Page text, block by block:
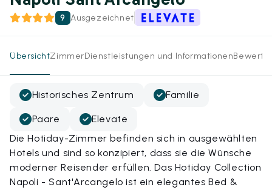
9 Ausgezeichnet
ÜbersichtZimmerDienstleistungen und Informationen
Historisches Zentrum Familie
Paare
Elevate
Die Hotiday-Zimmer befinden sich in ausgewählten
Hotels und sind so konzipiert, dass sie die Wünsche
moderner Reisender erfüllen. Das Hotiday Collection
Napoli - Sant'Arcangelo ist ein elegantes Bed &